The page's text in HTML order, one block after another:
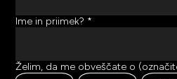
Ime in priimek? *
Želim, da me obveščate o